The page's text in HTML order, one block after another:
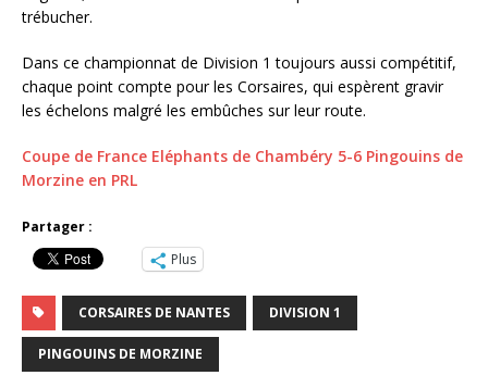
trébucher.
Dans ce championnat de Division 1 toujours aussi compétitif,
chaque point compte pour les Corsaires, qui espèrent gravir
les échelons malgré les embûches sur leur route.
Coupe de France Eléphants de Chambéry 5-6 Pingouins de
Morzine en PRL
Partager :
Plus
CORSAIRES DE NANTES DIVISION 1
PINGOUINS DE MORZINE